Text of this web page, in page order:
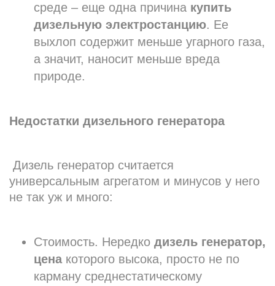
среде – еще одна причина купить
дизельную электростанцию. Ее
выхлоп содержит меньше угарного газа,
а значит, наносит меньше вреда
природе.
Недостатки дизельного генератора
Дизель генератор считается
универсальным агрегатом и минусов у него
не так уж и много:
Стоимость. Нередко дизель генератор,
ценакоторого высока, просто не по
карману среднестатическому